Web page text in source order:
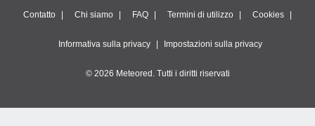
Contatto Chi siamo FAQ Termini di utilizzo Cookies
Informativa sulla privacy Impostazioni sulla privacy
© 2026 Meteored. Tutti i diritti riservati